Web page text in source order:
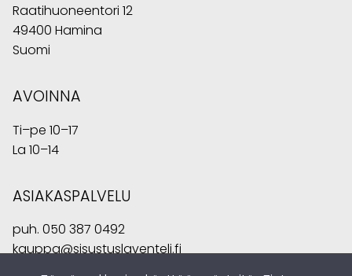
Raatihuoneentori 12
49400 Hamina
Suomi
AVOINNA
Ti–pe 10–17
La 10–14
ASIAKASPALVELU
puh. 050 387 0492
kauppa@sisustuslaventeli.fi